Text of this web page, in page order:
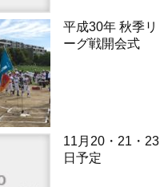
平成30年 秋季リ
ーグ戦開会式
11月20・21・23
日予定